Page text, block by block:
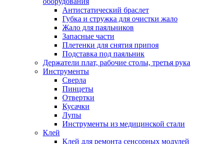
Антистатический браслет
Губка и стружка для очистки жало
Жало для паяльников
Запасные части
Плетенки для снятия припоя
Подставка под паяльник
Держатели плат, рабочие столы, третья рука
Инструменты
Сверла
Пинцеты
Отвертки
Кусачки
Лупы
Инструменты из медицинской стали
Клей
Клей для ремонта сенсорных модулей